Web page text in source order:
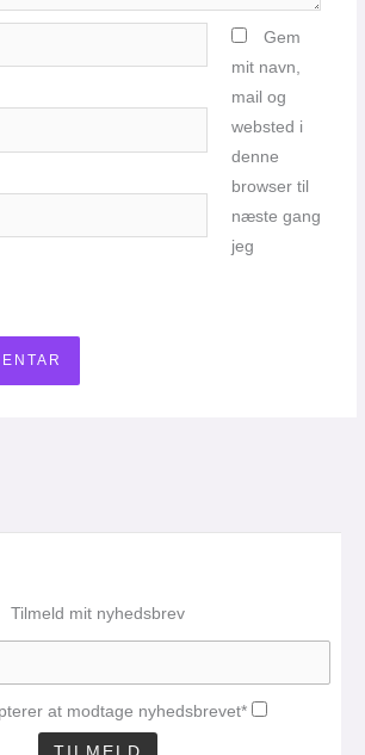
Gem
mit navn,
mail og
websted i
denne
browser til
næste gang
jeg
Tilmeld mit nyhedsbrev
at modtage nyhedsbrevet*